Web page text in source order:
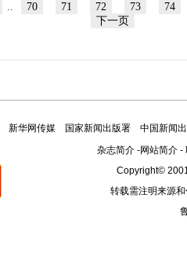
.. 70 71 72 73
74
下一页
新华网传媒 国家新闻出版署
中国新闻
杂志简介-网站简介-
Copyright©
转载需注明来源